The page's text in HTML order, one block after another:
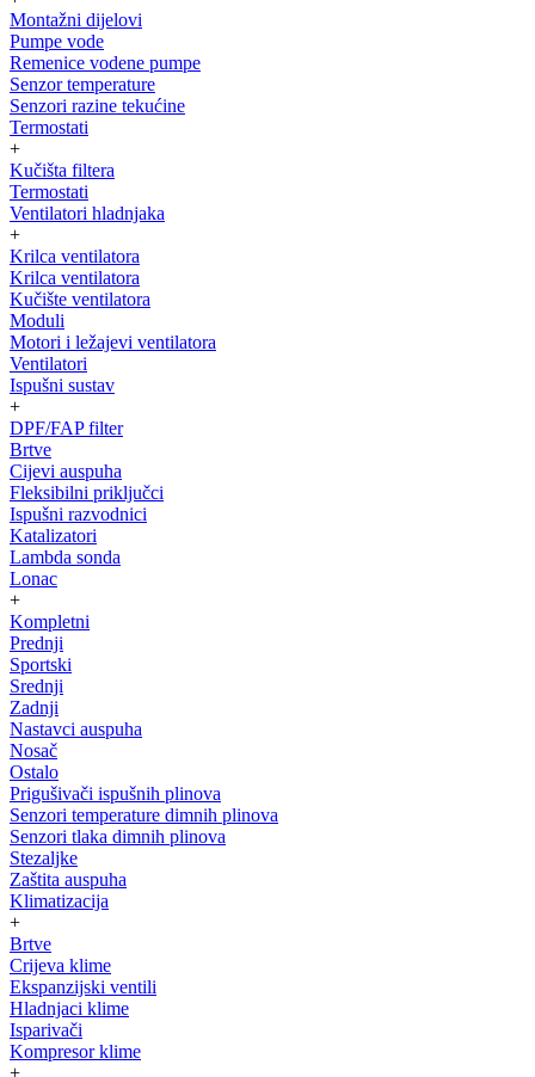
Montažni dijelovi
Pumpe vode
Remenice vodene pumpe
Senzor temperature
Senzori razine tekućine
Termostati
+
Kučišta filtera
Termostati
Ventilatori hladnjaka
+
Krilca ventilatora
Krilca ventilatora
Kučište ventilatora
Moduli
Motori i ležajevi ventilatora
Ventilatori
Ispušni sustav
+
DPF/FAP filter
Brtve
Cijevi auspuha
Fleksibilni priključci
Ispušni razvodnici
Katalizatori
Lambda sonda
Lonac
+
Kompletni
Prednji
Sportski
Srednji
Zadnji
Nastavci auspuha
Nosač
Ostalo
Prigušivači ispušnih plinova
Senzori temperature dimnih plinova
Senzori tlaka dimnih plinova
Stezaljke
Zaštita auspuha
Klimatizacija
+
Brtve
Crijeva klime
Ekspanzijski ventili
Hladnjaci klime
Isparivači
Kompresor klime
+